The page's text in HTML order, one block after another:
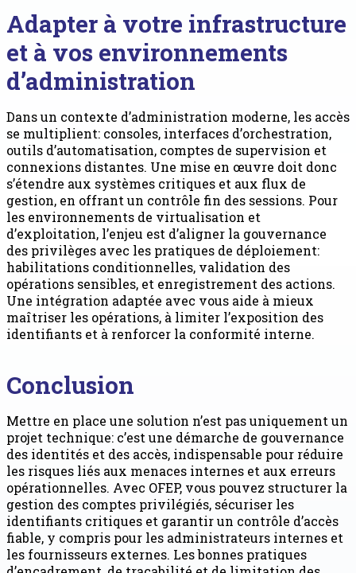
Adapter à votre infrastructure
et à vos environnements
d’administration
Dans un contexte d’administration moderne, les accès
se multiplient: consoles, interfaces d’orchestration,
outils d’automatisation, comptes de supervision et
connexions distantes. Une mise en œuvre doit donc
s’étendre aux systèmes critiques et aux flux de
gestion, en offrant un contrôle fin des sessions. Pour
les environnements de virtualisation et
d’exploitation, l’enjeu est d’aligner la gouvernance
des privilèges avec les pratiques de déploiement:
habilitations conditionnelles, validation des
opérations sensibles, et enregistrement des actions.
Une intégration adaptée avec vous aide à mieux
maîtriser les opérations, à limiter l’exposition des
identifiants et à renforcer la conformité interne.
Conclusion
Mettre en place une solution n’est pas uniquement un
projet technique: c’est une démarche de gouvernance
des identités et des accès, indispensable pour réduire
les risques liés aux menaces internes et aux erreurs
opérationnelles. Avec OFEP, vous pouvez structurer la
gestion des comptes privilégiés, sécuriser les
identifiants critiques et garantir un contrôle d’accès
fiable, y compris pour les administrateurs internes et
les fournisseurs externes. Les bonnes pratiques